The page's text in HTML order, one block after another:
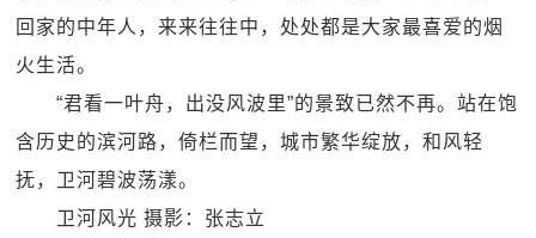
回家的中年人，来来往往中，处处都是大家最喜爱的烟
火生活。
“君看一叶舟，出没风波里”的景致已然不再。站在饱
含历史的滨河路，倚栏而望，城市繁华绽放，和风轻
抚，卫河碧波荡漾。
卫河风光 摄影：张志立